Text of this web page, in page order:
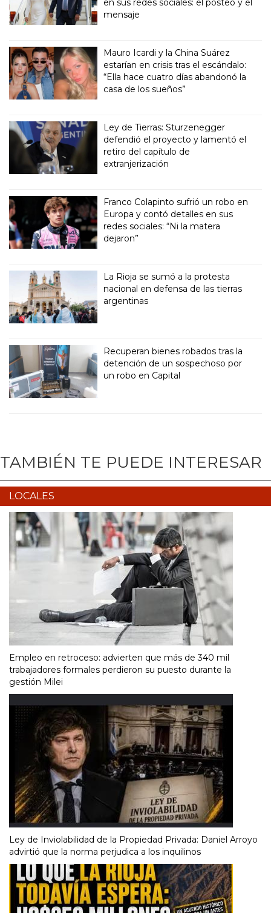
en sus redes sociales: el posteo y el
mensaje
Mauro Icardi y la China Suárez
estarían en crisis tras el escándalo:
“Ella hace cuatro días abandonó la
casa de los sueños”
Ley de Tierras: Sturzenegger
defendió el proyecto y lamentó el
retiro del capítulo de
extranjerización
Franco Colapinto sufrió un robo en
Europa y contó detalles en sus
redes sociales: “Ni la matera
dejaron”
La Rioja se sumó a la protesta
nacional en defensa de las tierras
argentinas
Recuperan bienes robados tras la
detención de un sospechoso por
un robo en Capital
TAMBIÉN TE PUEDE INTERESAR
LOCALES
Empleo en retroceso: advierten que más de 340 mil
trabajadores formales perdieron su puesto durante la
gestión Milei
Ley de Inviolabilidad de la Propiedad Privada: Daniel Arroyo
advirtió que la norma perjudica a los inquilinos